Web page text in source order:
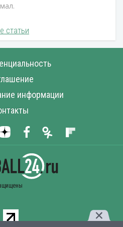
статьи
информации